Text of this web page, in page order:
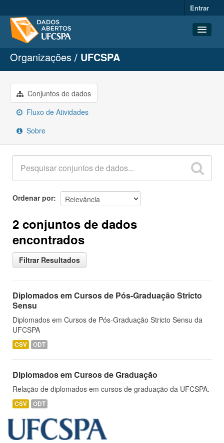
Entrar
Conjuntos de dados
Organizações
Grupos
Sobre
Organizações UFCSPA
Conjuntos de dados
Fluxo de Atividades
Sobre
Ordenar por
2 conjuntos de dados
encontrados
Filtrar Resultados
Diplomados em Cursos de Pós-Graduação Stricto
Sensu
Diplomados em Cursos de Pós-Graduação Stricto Sensu da
UFCSPA
CSV ODT
Diplomados em Cursos de Graduação
Relação de diplomados em cursos de graduação da UFCSPA.
CSV ODT